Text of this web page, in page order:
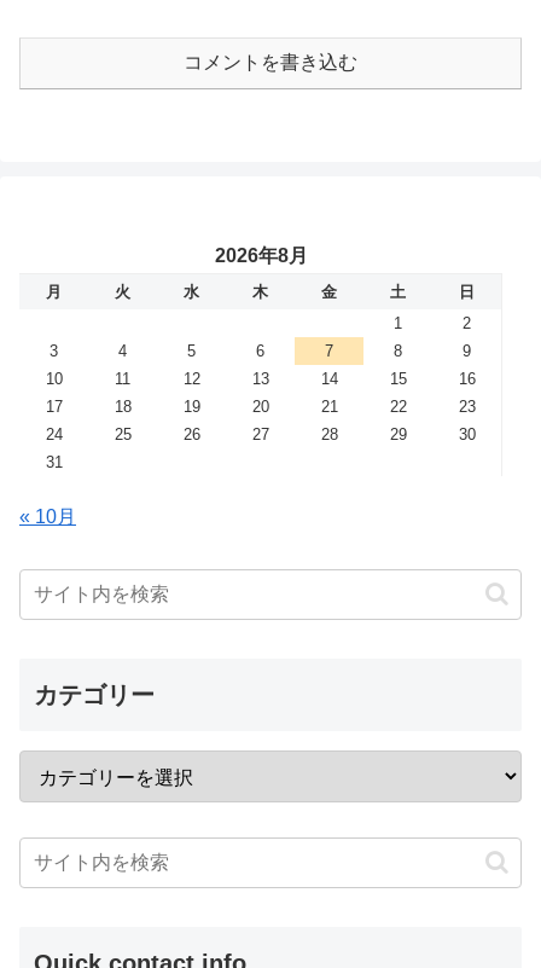
コメントを書き込む
2026年8月
月 火 水 木 金 土
日
1
2
3
4 5 6 7 8
9
10
11 12 13 14 15
16
17
18 19 20 21 22
23
24
25 26 27 28 29
30
31
« 10月
カテゴリー